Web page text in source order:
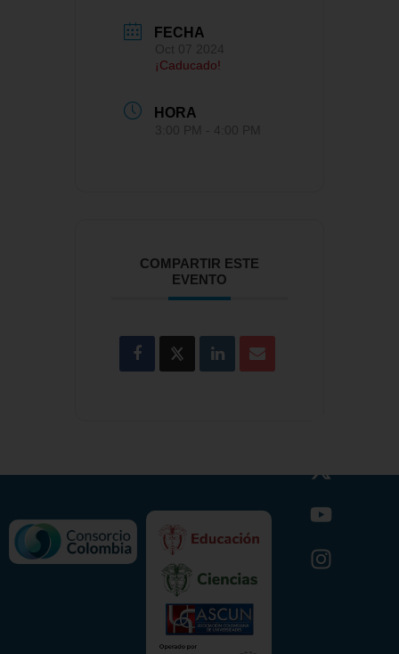
FECHA
¡Caducado!
HORA
COMPARTIR ESTE
EVENTO